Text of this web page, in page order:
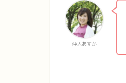
仲人あすか